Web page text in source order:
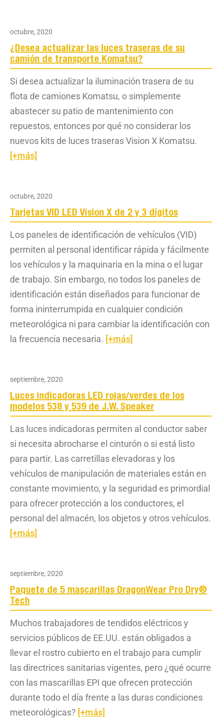
octubre, 2020
¿Desea actualizar las luces traseras de su
camión de transporte Komatsu?
Si desea actualizar la iluminación trasera de su
flota de camiones Komatsu, o simplemente
abastecer su patio de mantenimiento con
repuestos, entonces por qué no considerar los
nuevos kits de luces traseras Vision X Komatsu.
[+más]
octubre, 2020
Tarjetas VID LED Vision X de 2 y 3 dígitos
Los paneles de identificación de vehículos (VID)
permiten al personal identificar rápida y fácilmente
los vehículos y la maquinaria en la mina o el lugar
de trabajo. Sin embargo, no todos los paneles de
identificación están diseñados para funcionar de
forma ininterrumpida en cualquier condición
meteorológica ni para cambiar la identificación con
la frecuencia necesaria. [+más]
septiembre, 2020
Luces indicadoras LED rojas/verdes de los
modelos 538 y 539 de J.W. Speaker
Las luces indicadoras permiten al conductor saber
si necesita abrocharse el cinturón o si está listo
para partir. Las carretillas elevadoras y los
vehículos de manipulación de materiales están en
constante movimiento, y la seguridad es primordial
para ofrecer protección a los conductores, el
personal del almacén, los objetos y otros vehículos.
[+más]
septiembre, 2020
Paquete de 5 mascarillas DragonWear Pro Dry®
Tech
Muchos trabajadores de tendidos eléctricos y
servicios públicos de EE.UU. están obligados a
llevar el rostro cubierto en el trabajo para cumplir
las directrices sanitarias vigentes, pero ¿qué ocurre
con las mascarillas EPI que ofrecen protección
durante todo el día frente a las duras condiciones
meteorológicas? [+más]